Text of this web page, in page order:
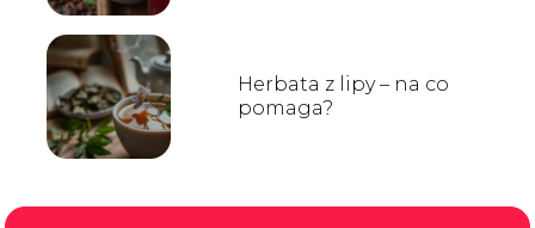
Herbata z lipy – na co
pomaga?